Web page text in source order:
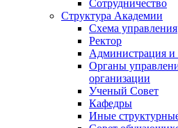
Сотрудничество
Структура Академии
Схема управления
Ректор
Администрация и
Органы
организации
Ученый Совет
Кафедры
Иные